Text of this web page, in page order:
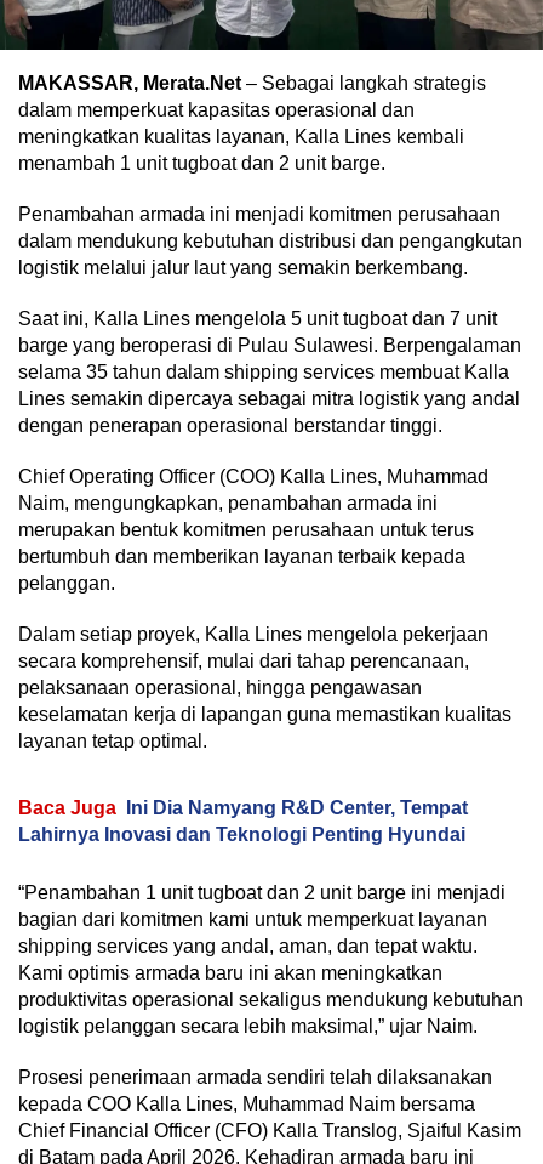
MAKASSAR, Merata.Net – Sebagai langkah strategis
dalam memperkuat kapasitas operasional dan
meningkatkan kualitas layanan, Kalla Lines kembali
menambah 1 unit tugboat dan 2 unit barge.
Penambahan armada ini menjadi komitmen perusahaan
dalam mendukung kebutuhan distribusi dan pengangkutan
logistik melalui jalur laut yang semakin berkembang.
Saat ini, Kalla Lines mengelola 5 unit tugboat dan 7 unit
barge yang beroperasi di Pulau Sulawesi. Berpengalaman
selama 35 tahun dalam shipping services membuat Kalla
Lines semakin dipercaya sebagai mitra logistik yang andal
dengan penerapan operasional berstandar tinggi.
Chief Operating Officer (COO) Kalla Lines, Muhammad
Naim, mengungkapkan, penambahan armada ini
merupakan bentuk komitmen perusahaan untuk terus
bertumbuh dan memberikan layanan terbaik kepada
pelanggan.
Dalam setiap proyek, Kalla Lines mengelola pekerjaan
secara komprehensif, mulai dari tahap perencanaan,
pelaksanaan operasional, hingga pengawasan
keselamatan kerja di lapangan guna memastikan kualitas
layanan tetap optimal.
Baca Juga
Ini Dia Namyang R&D Center, Tempat
Lahirnya Inovasi dan Teknologi Penting Hyundai
“Penambahan 1 unit tugboat dan 2 unit barge ini menjadi
bagian dari komitmen kami untuk memperkuat layanan
shipping services yang andal, aman, dan tepat waktu.
Kami optimis armada baru ini akan meningkatkan
produktivitas operasional sekaligus mendukung kebutuhan
logistik pelanggan secara lebih maksimal,” ujar Naim.
Prosesi penerimaan armada sendiri telah dilaksanakan
kepada COO Kalla Lines, Muhammad Naim bersama
Chief Financial Officer (CFO) Kalla Translog, Sjaiful Kasim
di Batam pada April 2026. Kehadiran armada baru ini